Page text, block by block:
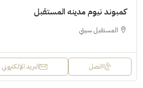
كمبوند نيوم مدينه المستقبل
المستقبل سيتي
اتصل البريد الإلكتروني